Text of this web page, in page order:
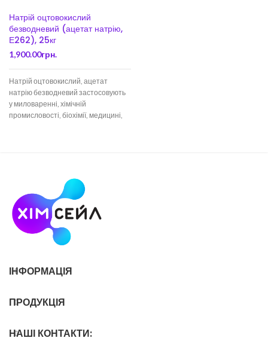
Натрій оцтовокислий
безводневий (ацетат натрію,
Е262), 25кг
1,900.00грн.
Натрій оцтовокислий, ацетат
натрію безводневий застосовують
у миловаренні, хімічній
промисловості, біохімії, медицині,
ІНФОРМАЦІЯ
ПРОДУКЦІЯ
НАШІ КОНТАКТИ: